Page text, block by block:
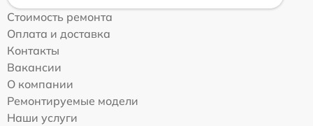
Стоимость ремонта
Оплата и доставка
Контакты
Вакансии
О компании
Ремонтируемые модели
Наши услуги